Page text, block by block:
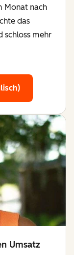
Monat nach
das
schloss mehr
Umsatz